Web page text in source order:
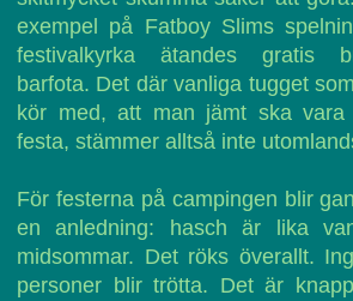
exempel på Fatboy Slims
festivalkyrka ätandes gratis
barfota. Det där vanliga tugget
kör med, att man jämt ska vara
festa, stämmer alltså inte
För festerna på campingen blir
en anledning: hasch är lika
midsommar. Det röks överallt.
personer blir trötta. Det är